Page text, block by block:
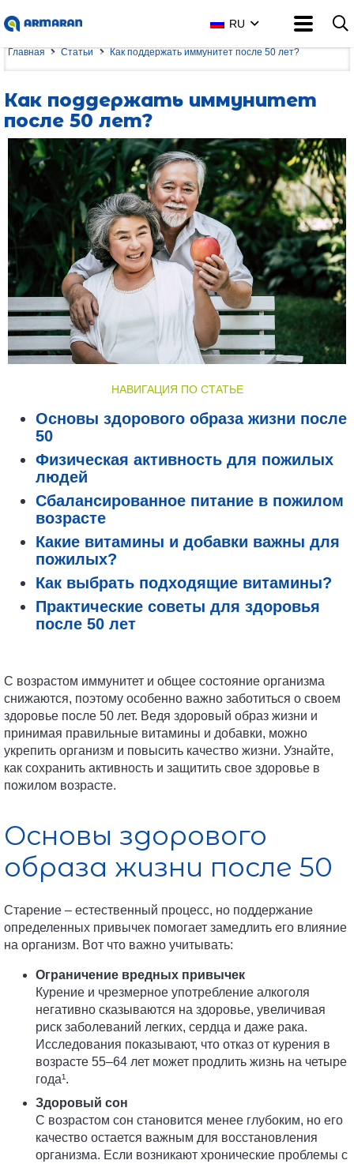
RU
Главная Статьи Как поддержать иммунитет после 50 лет?
Как поддержать иммунитет
после 50 лет?
С возрастом иммунитет и общее состояние организма
снижаются, поэтому особенно важно заботиться о своем
здоровье после 50 лет. Ведя здоровый образ жизни и
принимая правильные витамины и добавки, можно
укрепить организм и повысить качество жизни. Узнайте,
как сохранить активность и защитить свое здоровье в
пожилом возрасте.
Основы здорового
образа жизни после 50
Старение – естественный процесс, но поддержание
определенных привычек помогает замедлить его влияние
на организм. Вот что важно учитывать:
Ограничение вредных привычек
Курение и чрезмерное употребление алкоголя
негативно сказываются на здоровье, увеличивая
риск заболеваний легких, сердца и даже рака.
Исследования показывают, что отказ от курения в
возрасте 55–64 лет может продлить жизнь на четыре
года¹.
Здоровый сон
С возрастом сон становится менее глубоким, но его
качество остается важным для восстановления
организма. Если возникают хронические проблемы с
НАВИГАЦИЯ ПО СТАТЬЕ
Основы здорового образа жизни после
50
Физическая активность для пожилых
людей
Сбалансированное питание в пожилом
возрасте
Какие витамины и добавки важны для
пожилых?
Как выбрать подходящие витамины?
Практические советы для здоровья
после 50 лет